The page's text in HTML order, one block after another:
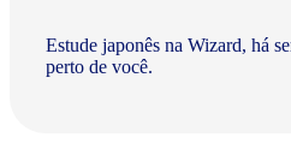
Estude japonês na Wizard, há
perto de você.